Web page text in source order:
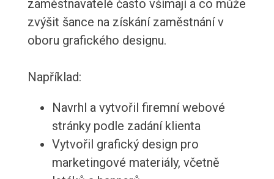
zaměstnavatelé často všímají a co může
zvýšit šance na získání zaměstnání v
oboru grafického designu.
Například:
Navrhl a vytvořil firemní webové
stránky podle zadání klienta
Vytvořil grafický design pro
marketingové materiály, včetně